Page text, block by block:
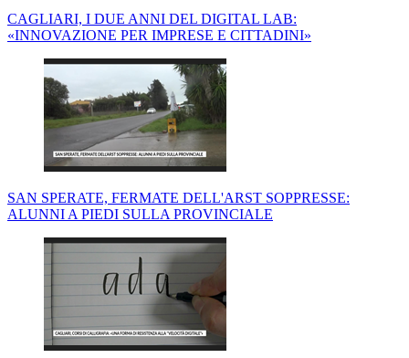
CAGLIARI, I DUE ANNI DEL DIGITAL LAB:
«INNOVAZIONE PER IMPRESE E CITTADINI»
SAN SPERATE, FERMATE DELL'ARST SOPPRESSE:
ALUNNI A PIEDI SULLA PROVINCIALE